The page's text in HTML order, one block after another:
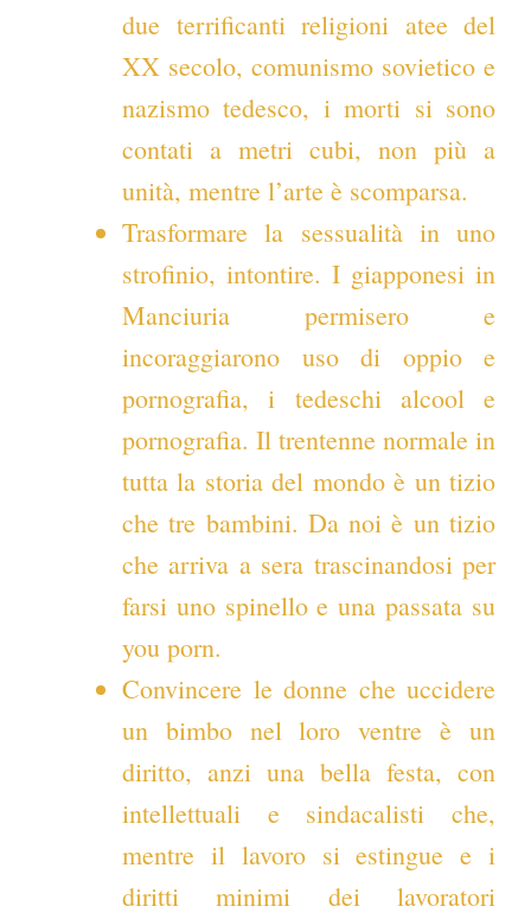
due terrificanti religioni atee del
XX secolo, comunismo sovietico e
nazismo tedesco, i morti si sono
contati a metri cubi, non più a
unità, mentre l’arte è scomparsa.
Trasformare la sessualità in uno
strofinio, intontire. I giapponesi in
Manciuria permisero e
incoraggiarono uso di oppio e
pornografia, i tedeschi alcool e
pornografia. Il trentenne normale in
tutta la storia del mondo è un tizio
che tre bambini. Da noi è un tizio
che arriva a sera trascinandosi per
farsi uno spinello e una passata su
you porn.
Convincere le donne che uccidere
un bimbo nel loro ventre è un
diritto, anzi una bella festa, con
intellettuali e sindacalisti che,
mentre il lavoro si estingue e i
diritti minimi dei lavoratori